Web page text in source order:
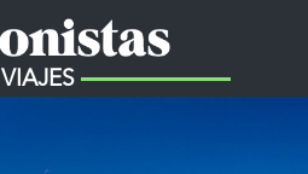
VIAJES